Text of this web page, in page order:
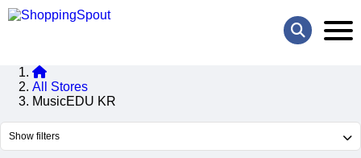
All Stores
MusicEDU KR
Show filters